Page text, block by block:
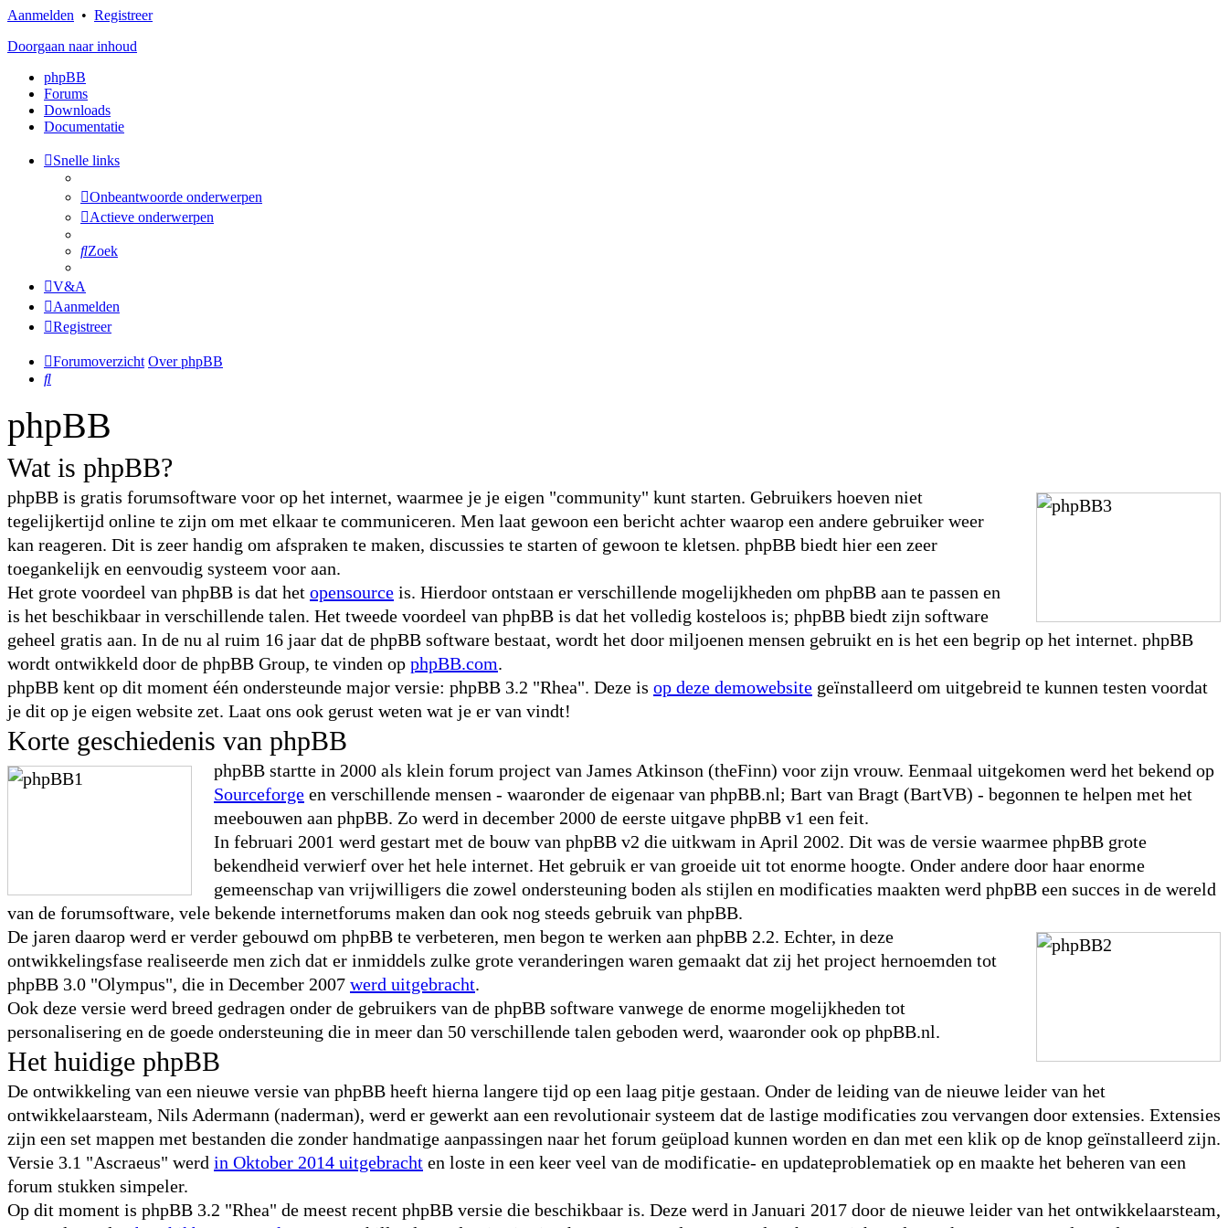
Aanmelden • Registreer
Doorgaan naar inhoud
phpBB
Forums
Downloads
Documentatie
Snelle links
Onbeantwoorde onderwerpen
Actieve onderwerpen
Zoek
V&A
Aanmelden
Registreer
Forumoverzicht Over phpBB
Zoek
phpBB
Wat is phpBB?
phpBB is gratis forumsoftware voor op het internet, waarmee je je eigen "community" kunt starten. Gebruikers hoeven niet
tegelijkertijd online te zijn om met elkaar te communiceren. Men laat gewoon een bericht achter waarop een andere gebruiker weer
kan reageren. Dit is zeer handig om afspraken te maken, discussies te starten of gewoon te kletsen. phpBB biedt hier een zeer
toegankelijk en eenvoudig systeem voor aan.
Het grote voordeel van phpBB is dat het opensource is. Hierdoor ontstaan er verschillende mogelijkheden om phpBB aan te passen en
is het beschikbaar in verschillende talen. Het tweede voordeel van phpBB is dat het volledig kosteloos is; phpBB biedt zijn software
geheel gratis aan. In de nu al ruim 16 jaar dat de phpBB software bestaat, wordt het door miljoenen mensen gebruikt en is het een begrip op het internet. phpBB
wordt ontwikkeld door de phpBB Group, te vinden op phpBB.com.
phpBB kent op dit moment één ondersteunde major versie: phpBB 3.2 "Rhea". Deze is op deze demowebsite geïnstalleerd om uitgebreid te kunnen testen voordat
je dit op je eigen website zet. Laat ons ook gerust weten wat je er van vindt!
Korte geschiedenis van phpBB
phpBB startte in 2000 als klein forum project van James Atkinson (theFinn) voor zijn vrouw. Eenmaal uitgekomen werd het bekend op
Sourceforge en verschillende mensen - waaronder de eigenaar van phpBB.nl; Bart van Bragt (BartVB) - begonnen te helpen met het
meebouwen aan phpBB. Zo werd in december 2000 de eerste uitgave phpBB v1 een feit.
In februari 2001 werd gestart met de bouw van phpBB v2 die uitkwam in April 2002. Dit was de versie waarmee phpBB grote
bekendheid verwierf over het hele internet. Het gebruik er van groeide uit tot enorme hoogte. Onder andere door haar enorme
gemeenschap van vrijwilligers die zowel ondersteuning boden als stijlen en modificaties maakten werd phpBB een succes in de wereld
van de forumsoftware, vele bekende internetforums maken dan ook nog steeds gebruik van phpBB.
De jaren daarop werd er verder gebouwd om phpBB te verbeteren, men begon te werken aan phpBB 2.2. Echter, in deze
ontwikkelingsfase realiseerde men zich dat er inmiddels zulke grote veranderingen waren gemaakt dat zij het project hernoemden tot
phpBB 3.0 "Olympus", die in December 2007 werd uitgebracht.
Ook deze versie werd breed gedragen onder de gebruikers van de phpBB software vanwege de enorme mogelijkheden tot
personalisering en de goede ondersteuning die in meer dan 50 verschillende talen geboden werd, waaronder ook op phpBB.nl.
Het huidige phpBB
De ontwikkeling van een nieuwe versie van phpBB heeft hierna langere tijd op een laag pitje gestaan. Onder de leiding van de nieuwe leider van het
ontwikkelaarsteam, Nils Adermann (naderman), werd er gewerkt aan een revolutionair systeem dat de lastige modificaties zou vervangen door extensies. Extensies
zijn een set mappen met bestanden die zonder handmatige aanpassingen naar het forum geüpload kunnen worden en dan met een klik op de knop geïnstalleerd zijn.
Versie 3.1 "Ascraeus" werd in Oktober 2014 uitgebracht en loste in een keer veel van de modificatie- en updateproblematiek op en maakte het beheren van een
forum stukken simpeler.
Op dit moment is phpBB 3.2 "Rhea" de meest recent phpBB versie die beschikbaar is. Deze werd in Januari 2017 door de nieuwe leider van het ontwikkelaarsteam,